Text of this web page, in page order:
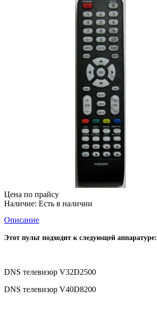
Цена по прайсу
Наличие: Есть в наличии
Описание
Этот пульт подходит к следующей аппаратуре:
DNS телевизор V32D2500
DNS телевизор V40D8200